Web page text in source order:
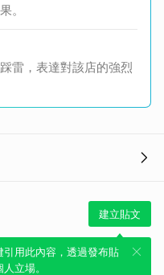
。
雷，表達對該店的強烈
建立貼文
引用此內容，透過發布貼
立場。